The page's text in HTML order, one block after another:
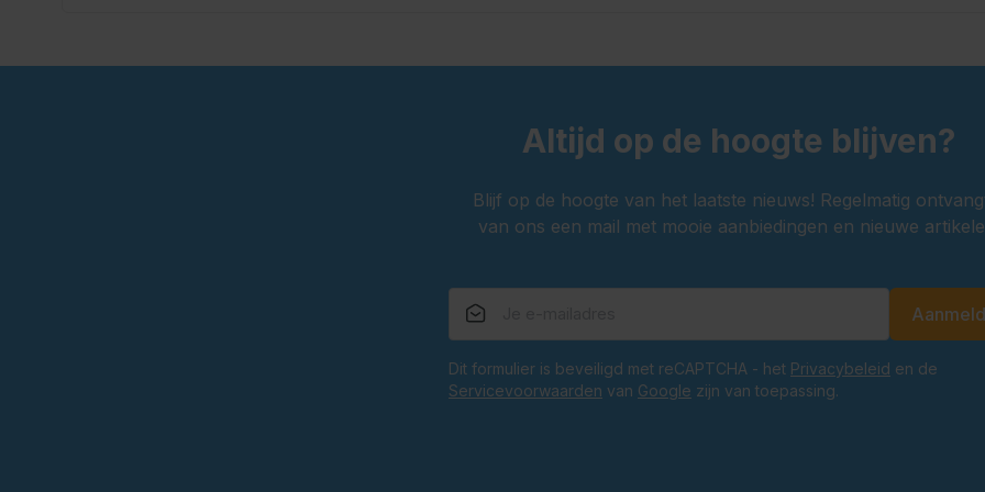
Altijd op de hoogte blijven?
Blijf op de hoogte van het laatste nieuws! Regelmatig
van ons een mail met mooie aanbiedingen en nieuwe
Dit formulier is beveiligd met reCAPTCHA - het Privacybeleid en de
Servicevoorwaarden van Google zijn van toepassing.